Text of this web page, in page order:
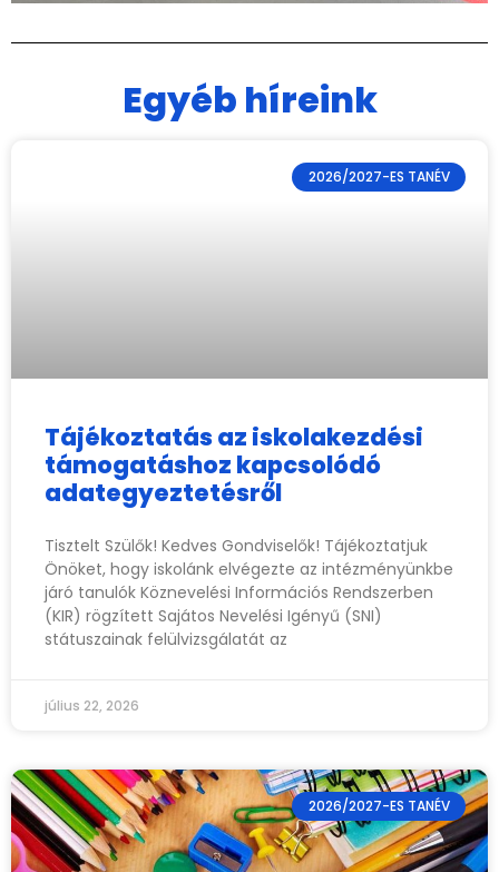
Egyéb híreink
2026/2027-ES TANÉV
Tájékoztatás az iskolakezdési
támogatáshoz kapcsolódó
adategyeztetésről
Tisztelt Szülők! Kedves Gondviselők! Tájékoztatjuk
Önöket, hogy iskolánk elvégezte az intézményünkbe
járó tanulók Köznevelési Információs Rendszerben
(KIR) rögzített Sajátos Nevelési Igényű (SNI)
státuszainak felülvizsgálatát az
július 22, 2026
2026/2027-ES TANÉV